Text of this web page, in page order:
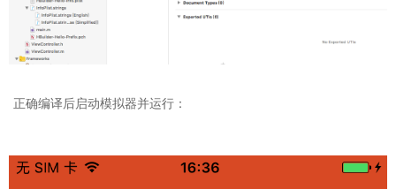
正确编译后启动模拟器并运行：